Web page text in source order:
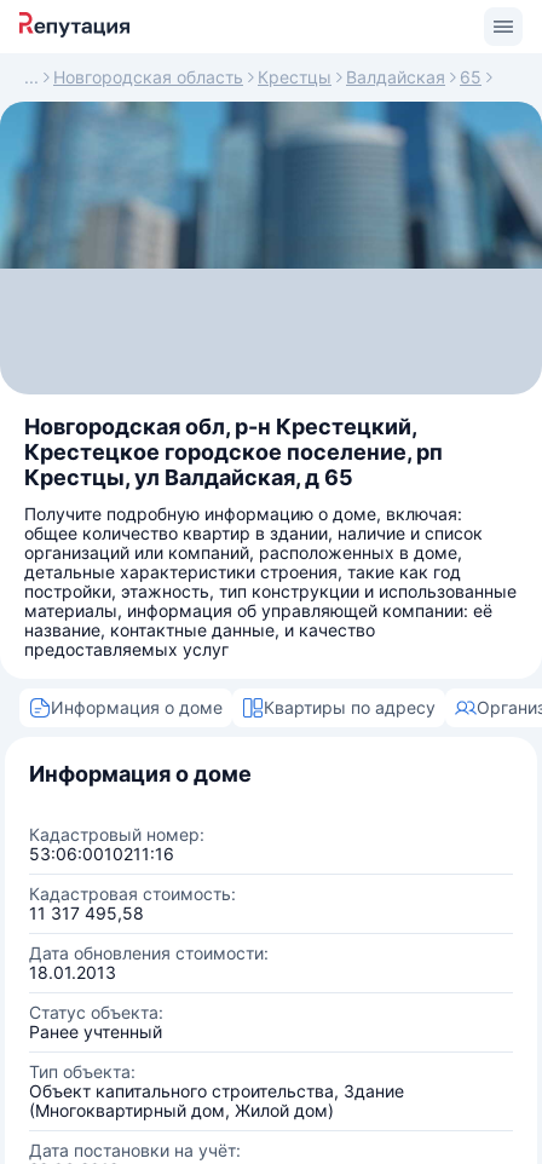
Новгородская область Крестцы Валдайская 65
Новгородская обл, р-н Крестецкий,
Крестецкое городское поселение, рп
Крестцы, ул Валдайская, д 65
Получите подробную информацию о доме, включая:
общее количество квартир в здании, наличие и список
организаций или компаний, расположенных в доме,
детальные характеристики строения, такие как год
постройки, этажность, тип конструкции и использованные
материалы, информация об управляющей компании: её
название, контактные данные, и качество
предоставляемых услуг
Информация о доме Квартиры по адресу
Информация о доме
Кадастровый номер:
53:06:0010211:16
Кадастровая стоимость:
11 317 495,58
Дата обновления стоимости:
18.01.2013
Статус объекта:
Ранее учтенный
Тип объекта:
Объект капитального строительства, Здание
(Многоквартирный дом, Жилой дом)
Дата постановки на учёт: